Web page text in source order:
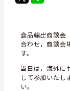
食品輸出商談会
合わせ，商談会
す。
当日は，海外に
して参加いたし
い。